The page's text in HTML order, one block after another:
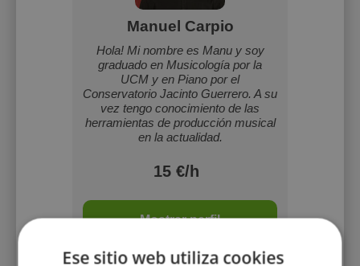
Manuel Carpio
Hola! Mi nombre es Manu y soy
graduado en Musicología por la
UCM y en Piano por el
Conservatorio Jacinto Guerrero. A su
vez tengo conocimiento de las
herramientas de producción musical
en la actualidad.
15 €/h
Mostrar perfil
Ese sitio web utiliza cookies